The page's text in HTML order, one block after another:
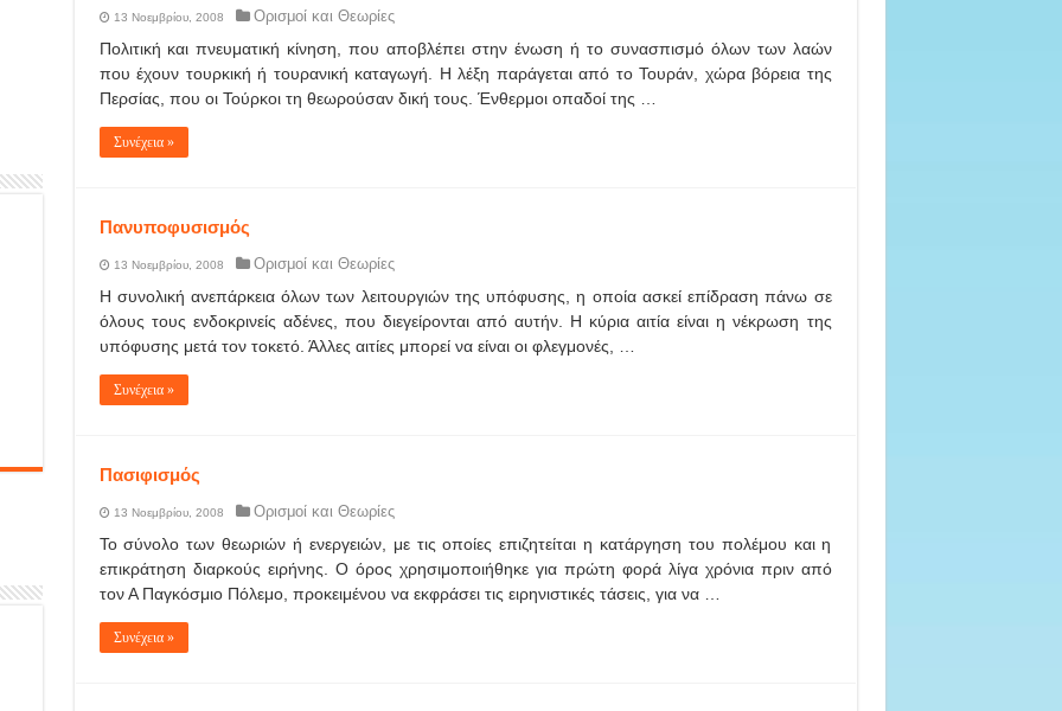
13 Νοεμβρίου, 2008 Ορισμοί και Θεωρίες
Πολιτική και πνευματική κίνηση, που αποβλέπει στην ένωση ή το συνασπισμό όλων των λαών
που έχουν τουρκική ή τουρανική καταγωγή. Η λέξη παράγεται από το Τουράν, χώρα βόρεια της
Περσίας, που οι Τούρκοι τη θεωρούσαν δική τους. Ένθερμοι οπαδοί της …
Συνέχεια »
Πανυποφυσισμός
13 Νοεμβρίου, 2008 Ορισμοί και Θεωρίες
Η συνολική ανεπάρκεια όλων των λειτουργιών της υπόφυσης, η οποία ασκεί επίδραση πάνω σε
όλους τους ενδοκρινείς αδένες, που διεγείρονται από αυτήν. Η κύρια αιτία είναι η νέκρωση της
υπόφυσης μετά τον τοκετό. Άλλες αιτίες μπορεί να είναι οι φλεγμονές, …
Συνέχεια »
Πασιφισμός
13 Νοεμβρίου, 2008 Ορισμοί και Θεωρίες
Το σύνολο των θεωριών ή ενεργειών, με τις οποίες επιζητείται η κατάργηση του πολέμου και η
επικράτηση διαρκούς ειρήνης. Ο όρος χρησιμοποιήθηκε για πρώτη φορά λίγα χρόνια πριν από
τον Α Παγκόσμιο Πόλεμο, προκειμένου να εκφράσει τις ειρηνιστικές τάσεις, για να …
Συνέχεια »